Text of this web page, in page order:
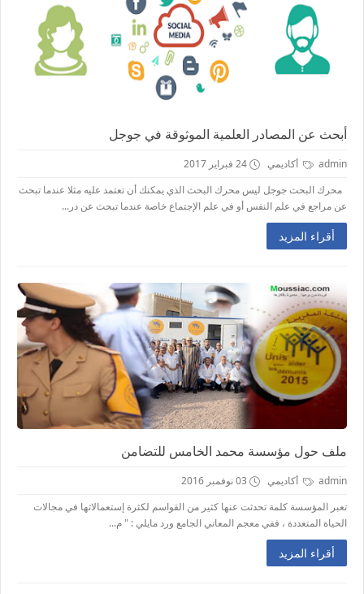
أبحث عن المصادر العلمية الموثوقة في جوجل
admin أكاديمي
24 فبراير 2017
محرك البحث جوجل ليس محرك البحث الذي يمكنك أن تعتمد عليه مثلا عندما تبحث
عن مراجع في علم النفس أو في علم الإجتماع خاصة عندما تبحث عن در...
أقراء المزيد
ملف حول مؤسسة محمد الخامس للتضامن
admin أكاديمي
03 نوفمبر 2016
تعبر المؤسسة كلمة تحدثت عنها كثير من القواسم لكثرة إستعمالاتها في مجالات
الحياة المتعددة ، ففي معجم المعاني الجامع ورد مايلي : " م...
أقراء المزيد